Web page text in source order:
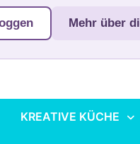
Mehr über
KREATIVE KÜCHE